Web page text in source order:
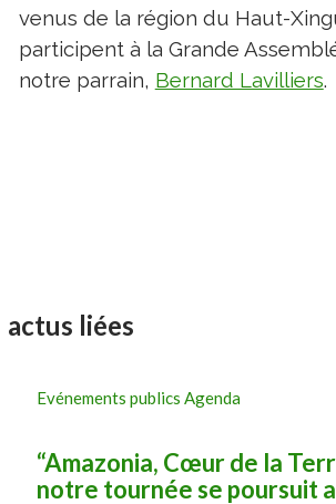
venus de la région du Haut-
participent à la Grande
notre parrain, Bernard Lavilliers.
actus liées
Evénements publics Agenda
“Amazonia, Cœur de la
notre tournée se poursuit